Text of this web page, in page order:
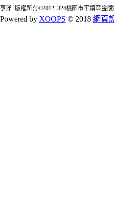
亨洋 版權所有©2012 324桃園市平鎮區金陵
Powered by XOOPS © 2018 網頁